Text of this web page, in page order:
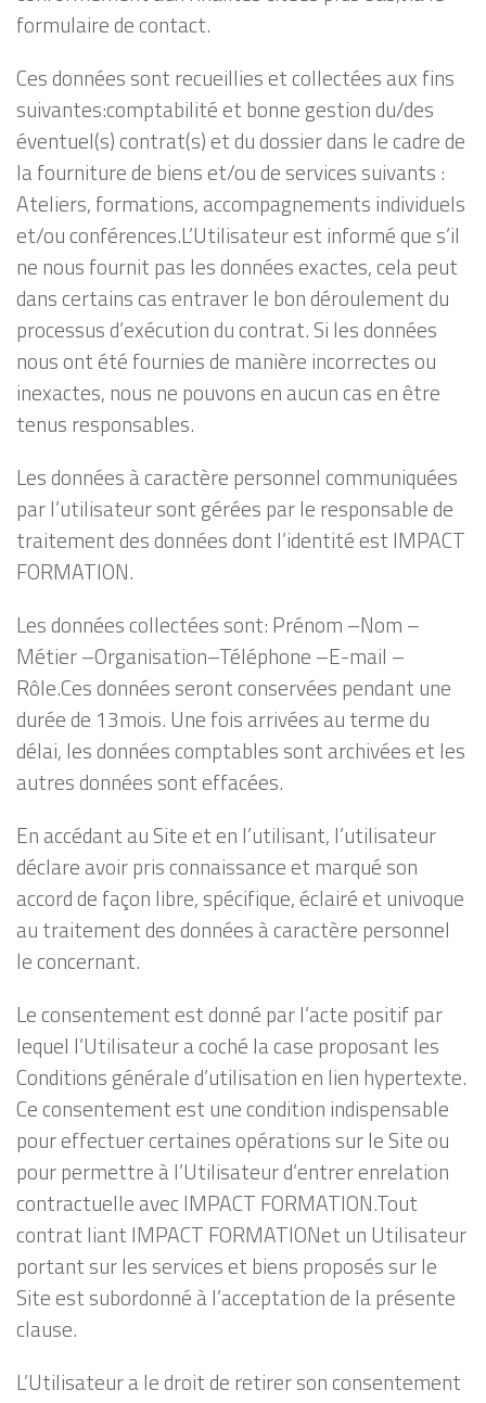
formulaire de contact.
Ces données sont recueillies et collectées aux fins
suivantes:comptabilité et bonne gestion du/des
éventuel(s) contrat(s) et du dossier dans le cadre de
la fourniture de biens et/ou de services suivants :
Ateliers, formations, accompagnements individuels
et/ou conférences.L’Utilisateur est informé que s’il
ne nous fournit pas les données exactes, cela peut
dans certains cas entraver le bon déroulement du
processus d’exécution du contrat. Si les données
nous ont été fournies de manière incorrectes ou
inexactes, nous ne pouvons en aucun cas en être
tenus responsables.
Les données à caractère personnel communiquées
par l’utilisateur sont gérées par le responsable de
traitement des données dont l’identité est IMPACT
FORMATION.
Les données collectées sont: Prénom –Nom –
Métier –Organisation–Téléphone –E-mail –
Rôle.Ces données seront conservées pendant une
durée de 13mois. Une fois arrivées au terme du
délai, les données comptables sont archivées et les
autres données sont effacées.
En accédant au Site et en l’utilisant, l’utilisateur
déclare avoir pris connaissance et marqué son
accord de façon libre, spécifique, éclairé et univoque
au traitement des données à caractère personnel
le concernant.
Le consentement est donné par l’acte positif par
lequel l’Utilisateur a coché la case proposant les
Conditions générale d’utilisation en lien hypertexte.
Ce consentement est une condition indispensable
pour effectuer certaines opérations sur le Site ou
pour permettre à l’Utilisateur d’entrer enrelation
contractuelle avec IMPACT FORMATION.Tout
contrat liant IMPACT FORMATIONet un Utilisateur
portant sur les services et biens proposés sur le
Site est subordonné à l’acceptation de la présente
clause.
L’Utilisateur a le droit de retirer son consentement